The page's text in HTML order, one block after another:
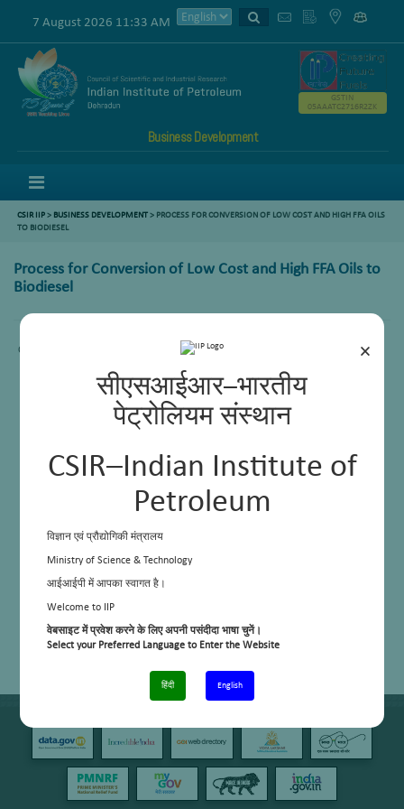
×
सीएसआईआर–भारतीय
पेट्रोलियम संस्थान
CSIR–Indian Institute of
Petroleum
विज्ञान एवं प्रौद्योगिकी मंत्रालय
Ministry of Science & Technology
आईआईपी में आपका स्वागत है।
Welcome to IIP
वेबसाइट में प्रवेश करने के लिए अपनी पसंदीदा भाषा चुनें।
Select your Preferred Language to Enter the Website
हिंदी English
7 August 2026 11:33 AM
Business Development
GSTIN
05AAATC2716R2ZK
CSIR IIP> BUSINESS DEVELOPMENT> PROCESS FOR CONVERSION OF LOW COST AND HIGH FFA OILS
TO BIODIESEL
Process for Conversion of Low Cost and High FFA Oils to
Biodiesel
Content is not available.